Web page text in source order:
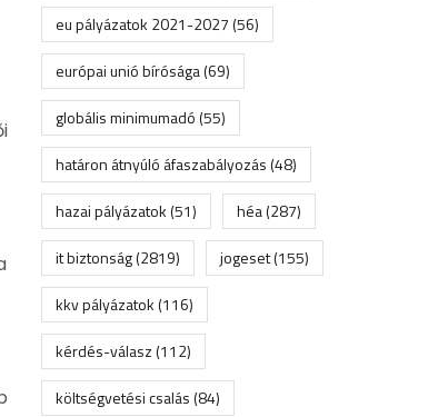
eu pályázatok 2021-2027(56)
európai unió bírósága(69)
globális minimumadó(55)
határon átnyúló áfaszabályozás(48)
hazai pályázatok(51) héa(287)
it biztonság(2819) jogeset(155)
kkv pályázatok(116)
kérdés-válasz(112)
költségvetési csalás(84)